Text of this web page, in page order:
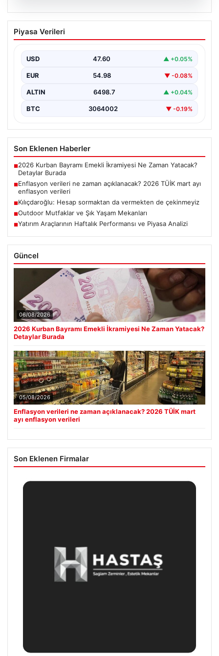
05.08.2026
Enflasyon verileri ne zaman
açıklanacak? 2026 TÜİK mart ayı
Piyasa Verileri
USD 47.60 ▲ +0.05%
EUR 54.98 ▼ -0.08%
ALTIN 6498.7 ▲ +0.04%
BTC 3064002 ▼ -0.19%
Son Eklenen Haberler
■2026 Kurban Bayramı Emekli İkramiyesi Ne Zaman Yatacak?
Detaylar Burada
■Enflasyon verileri ne zaman açıklanacak? 2026 TÜİK mart ayı
enflasyon verileri
■Kılıçdaroğlu: Hesap sormaktan da vermekten de çekinmeyiz
■Outdoor Mutfaklar ve Şık Yaşam Mekanları
■Yatırım Araçlarının Haftalık Performansı ve Piyasa Analizi
Güncel
06/08/2026
2026 Kurban Bayramı Emekli İkramiyesi Ne Zaman Yatacak?
Detaylar Burada
05/08/2026
Enflasyon verileri ne zaman açıklanacak? 2026 TÜİK mart
ayı enflasyon verileri
Son Eklenen Firmalar